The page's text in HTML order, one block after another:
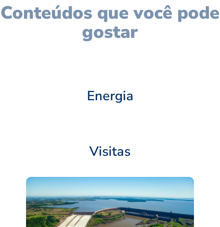
Conteúdos que você pode
gostar
Energia
Visitas